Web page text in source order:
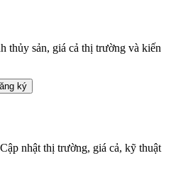
thủy sản, giá cả thị trường và kiến
ký
nhật thị trường, giá cả, kỹ thuật